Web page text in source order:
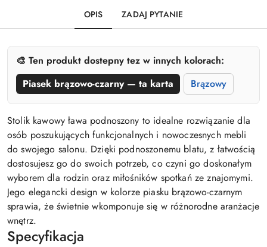
OPIS ZADAJ PYTANIE
🎨 Ten produkt dostepny tez w innych kolorach:
Piasek brązowo-czarny — ta karta
Brązowy
Stolik kawowy ława podnoszony to idealne rozwiązanie dla
osób poszukujących funkcjonalnych i nowoczesnych mebli
do swojego salonu. Dzięki podnoszonemu blatu, z łatwością
dostosujesz go do swoich potrzeb, co czyni go doskonałym
wyborem dla rodzin oraz miłośników spotkań ze znajomymi.
Jego elegancki design w kolorze piasku brązowo-czarnym
sprawia, że świetnie wkomponuje się w różnorodne aranżacje
wnętrz.
Specyfikacja